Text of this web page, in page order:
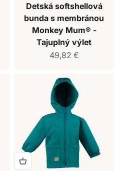
Detská softshellová
bunda s membránou
Monkey Mum® -
Tajuplný výlet
Predajná cena
49,82 €